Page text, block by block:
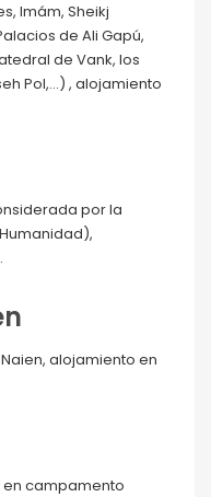
Imám, Sheikj
de Ali Gapú,
de Vank, los
Pol,…) , alojamiento
por la
alojamiento en
en campamento